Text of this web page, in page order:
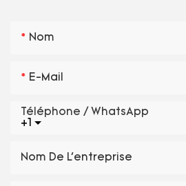
Nom
E-Mail
+1
Téléphone / WhatsApp
Nom De L'entreprise